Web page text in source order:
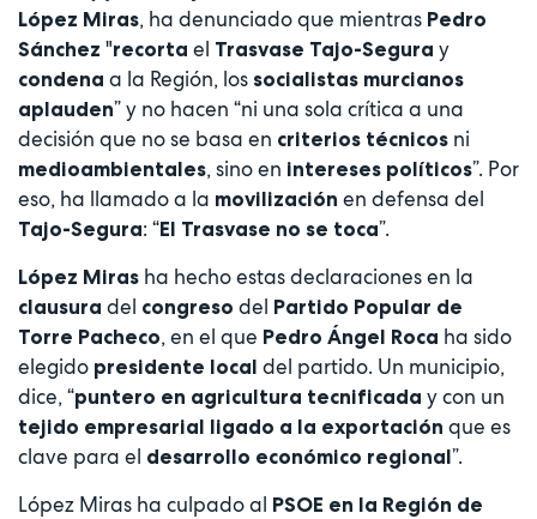
López Miras, ha denunciado que mientras Pedro
Sánchez "recorta el Trasvase Tajo-Segura y
condena a la Región, los socialistas murcianos
aplauden” y no hacen “ni una sola crítica a una
decisión que no se basa en criterios técnicos ni
medioambientales, sino en intereses políticos”. Por
eso, ha llamado a la movilización en defensa del
Tajo-Segura: “El Trasvase no se toca”.
López Miras ha hecho estas declaraciones en la
clausura del congreso del Partido Popular de
Torre Pacheco, en el que Pedro Ángel Roca ha sido
elegido presidente local del partido. Un municipio,
dice, “puntero en agricultura tecnificada y con un
tejido empresarial ligado a la exportación que es
clave para el desarrollo económico regional”.
López Miras ha culpado al PSOE en la Región de